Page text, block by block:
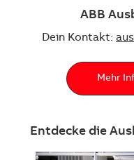
ABB
Dein Kontakt:
Mehr
Entdecke die